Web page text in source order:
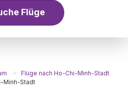
Flüge
Flüge nach Ho-Chi-Minh-Stadt
Minh-Stadt